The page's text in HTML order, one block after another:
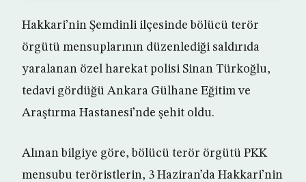
Hakkari’nin Şemdinli ilçesinde bölücü terör
örgütü mensuplarının düzenlediği saldırıda
yaralanan özel harekat polisi Sinan Türkoğlu,
tedavi gördüğü Ankara Gülhane Eğitim ve
Araştırma Hastanesi’nde şehit oldu.
Alınan bilgiye göre, bölücü terör örgütü PKK
mensubu teröristlerin, 3 Haziran’da Hakkari’nin